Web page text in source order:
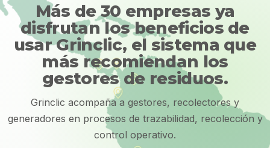
Más de 30 empresas ya
disfrutan los beneficios de
usar Grinclic, el sistema que
más recomiendan los
gestores de residuos.
Grinclic acompaña a gestores, recolectores y
generadores en procesos de trazabilidad, recolección y
control operativo.